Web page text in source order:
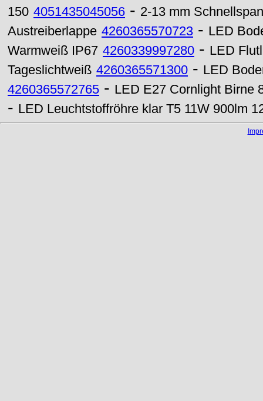
150 4051435045056 - 2-13 mm
Austreiberlappe 4260365570723 - LED
Warmweiß IP67 4260339997280 - LED
Tageslichtweiß 4260365571300 - LED
4260365572765 - LED E27 Cornlight Birne
- LED Leuchtstoffröhre klar T5 11W 900lm